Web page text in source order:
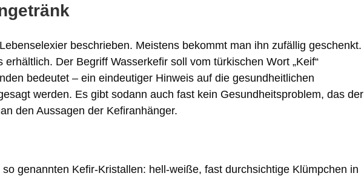
beschrieben. Meistens bekommt man ihn zufällig geschenkt.
Der Begriff Wasserkefir soll vom türkischen Wort „Keif“
bedeutet – ein eindeutiger Hinweis auf die gesundheitlichen
werden. Es gibt sodann auch fast kein Gesundheitsproblem, das der
den Aussagen der Kefiranhänger.
genannten Kefir-Kristallen: hell-weiße, fast durchsichtige Klümpchen in